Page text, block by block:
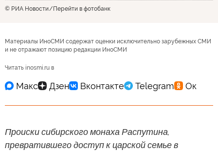
© РИА Новости Перейти в фотобанк
Материалы ИноСМИ содержат оценки исключительно зарубежных СМИ
и не отражают позицию редакции ИноСМИ
Читать inosmi.ru в
Происки сибирского монаха Распутина,
превратившего доступ к царской семье в